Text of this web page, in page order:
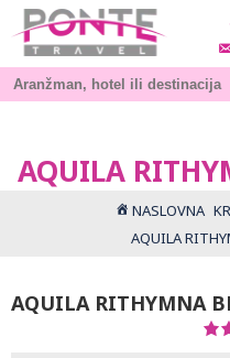
AQUILA
NASLOVNA
AQUILA
AQUILA RITHYMNA